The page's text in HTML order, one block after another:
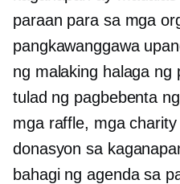
paraan para sa mga
pangkawanggawa
ng malaking halaga ng
tulad ng pagbebenta
mga raffle, mga
donasyon sa
bahagi ng agenda sa